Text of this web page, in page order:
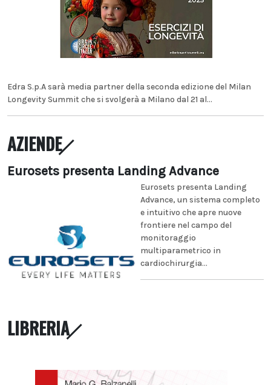
Edra S.p.A sarà media partner della seconda edizione del Milan
Longevity Summit che si svolgerà a Milano dal 21 al...
AZIENDE
Eurosets presenta Landing Advance
Eurosets presenta Landing
Advance, un sistema completo
e intuitivo che apre nuove
frontiere nel campo del
monitoraggio
multiparametrico in
cardiochirurgia...
LIBRERIA